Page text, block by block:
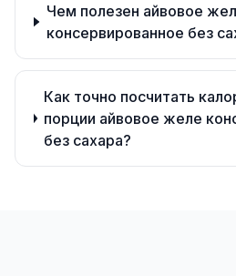
Чем полезен айвовое
консервированное без
Как точно посчитать
порции айвовое желе
без сахара?